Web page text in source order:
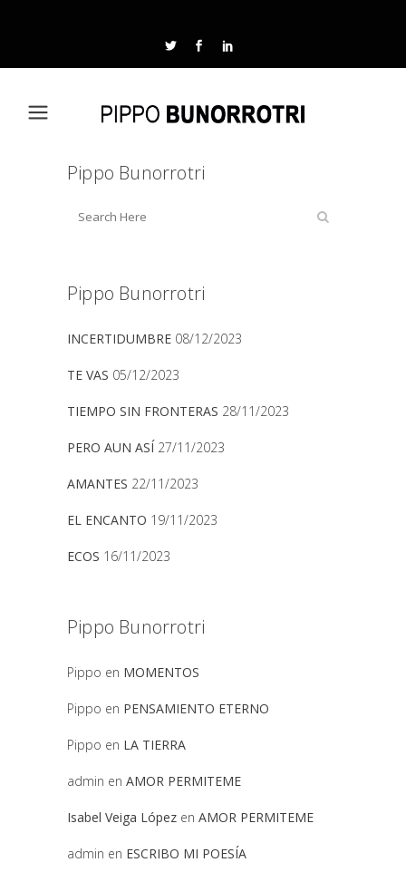
Pippo Bunorrotri
Pippo Bunorrotri
INCERTIDUMBRE 08/12/2023
TE VAS 05/12/2023
TIEMPO SIN FRONTERAS 28/11/2023
PERO AUN ASÍ 27/11/2023
AMANTES 22/11/2023
EL ENCANTO 19/11/2023
ECOS 16/11/2023
Pippo Bunorrotri
Pippo en MOMENTOS
Pippo en PENSAMIENTO ETERNO
Pippo en LA TIERRA
admin en AMOR PERMITEME
Isabel Veiga López en AMOR PERMITEME
admin en ESCRIBO MI POESÍA